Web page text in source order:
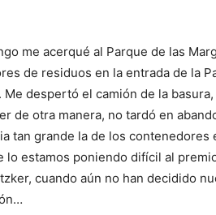
me acerqué al Parque de las
de residuos en la entrada de la
Me despertó el camión de la
de otra manera, no tardó en
tan grande la de los
lo estamos poniendo difícil al
cuando aún no han decidido